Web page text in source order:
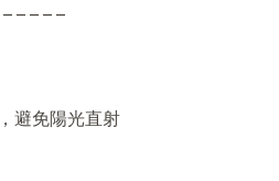
避免陽光直射